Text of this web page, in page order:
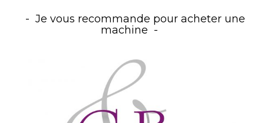
Je vous recommande pour acheter une
machine